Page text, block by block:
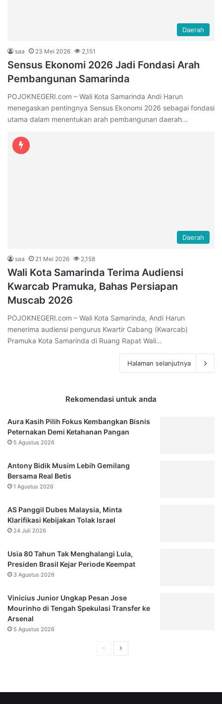
Daerah
saa 23 Mei 2026 2,151
Sensus Ekonomi 2026 Jadi Fondasi Arah
Pembangunan Samarinda
POJOKNEGERI.com – Wali Kota Samarinda Andi Harun
menegaskan pentingnya Sensus Ekonomi 2026 sebagai fondasi
utama dalam menentukan arah pembangunan daerah…
Daerah
saa 21 Mei 2026 2,158
Wali Kota Samarinda Terima Audiensi
Kwarcab Pramuka, Bahas Persiapan
Muscab 2026
POJOKNEGERI.com – Wali Kota Samarinda, Andi Harun
menerima audiensi pengurus Kwartir Cabang (Kwarcab)
Pramuka Kota Samarinda di Ruang Rapat Wali…
Halaman selanjutnya
Rekomendasi untuk anda
Aura Kasih Pilih Fokus Kembangkan Bisnis
Peternakan Demi Ketahanan Pangan
5 Agustus 2026
Antony Bidik Musim Lebih Gemilang
Bersama Real Betis
1 Agustus 2026
AS Panggil Dubes Malaysia, Minta
Klarifikasi Kebijakan Tolak Israel
24 Juli 2026
Usia 80 Tahun Tak Menghalangi Lula,
Presiden Brasil Kejar Periode Keempat
3 Agustus 2026
Vinicius Junior Ungkap Pesan Jose
Mourinho di Tengah Spekulasi Transfer ke
Arsenal
5 Agustus 2026